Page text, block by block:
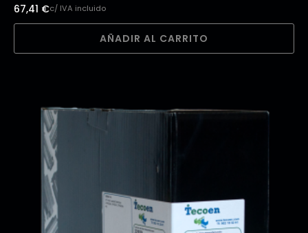
67,41 €c/ IVA incluido
AÑADIR AL CARRITO